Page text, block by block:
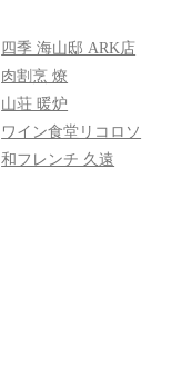
四季 海山邸 ARK店
肉割烹 燎
山荘 暖炉
ワイン食堂リコロソ
和フレンチ 久遠